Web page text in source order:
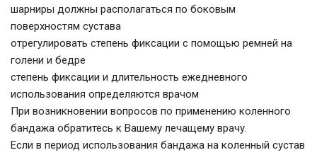
шарниры должны располагаться по боковым
поверхностям сустава
отрегулировать степень фиксации с помощью ремней на
голени и бедре
степень фиксации и длительность ежедневного
использования определяются врачом
При возникновении вопросов по применению коленного
бандажа обратитесь к Вашему лечащему врачу.
Если в период использования бандажа на коленный сустав